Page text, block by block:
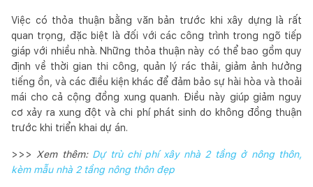
Việc có thỏa thuận bằng văn bản trước khi xây dựng là rất
quan trọng, đặc biệt là đối với các công trình trong ngõ tiếp
giáp với nhiều nhà. Những thỏa thuận này có thể bao gồm quy
định về thời gian thi công, quản lý rác thải, giảm ảnh hưởng
tiếng ồn, và các điều kiện khác để đảm bảo sự hài hòa và thoải
mái cho cả cộng đồng xung quanh. Điều này giúp giảm nguy
cơ xảy ra xung đột và chi phí phát sinh do không đồng thuận
trước khi triển khai dự án.
>>> Xem thêm: Dự trù chi phí xây nhà 2 tầng ở nông thôn,
kèm mẫu nhà 2 tầng nông thôn đẹp